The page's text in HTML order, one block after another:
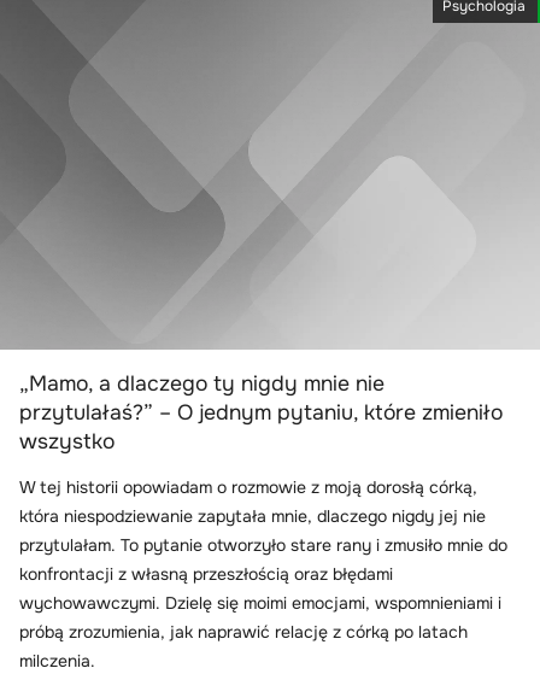
Psychologia
„Mamo, a dlaczego ty nigdy mnie nie
przytulałaś?” – O jednym pytaniu, które zmieniło
wszystko
W tej historii opowiadam o rozmowie z moją dorosłą córką,
która niespodziewanie zapytała mnie, dlaczego nigdy jej nie
przytulałam. To pytanie otworzyło stare rany i zmusiło mnie do
konfrontacji z własną przeszłością oraz błędami
wychowawczymi. Dzielę się moimi emocjami, wspomnieniami i
próbą zrozumienia, jak naprawić relację z córką po latach
milczenia.